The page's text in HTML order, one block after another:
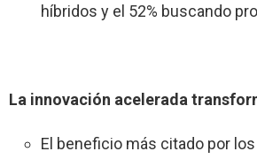
híbridos y el 52% buscando
La innovación acelerada
El beneficio más citado por